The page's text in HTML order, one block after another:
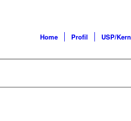
Home Profil USP/Kern